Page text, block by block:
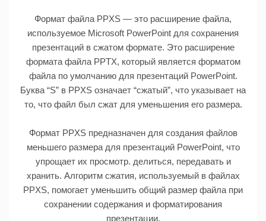
Формат файла PPXS — это расширение файла,
используемое Microsoft PowerPoint для сохранения
презентаций в сжатом формате. Это расширение
формата файла PPTX, который является форматом
файла по умолчанию для презентаций PowerPoint.
Буква “S” в PPXS означает “сжатый”, что указывает на
то, что файл был сжат для уменьшения его размера.
Формат PPXS предназначен для создания файлов
меньшего размера для презентаций PowerPoint, что
упрощает их просмотр. делиться, передавать и
хранить. Алгоритм сжатия, используемый в файлах
PPXS, помогает уменьшить общий размер файла при
сохранении содержания и форматирования
презентации.